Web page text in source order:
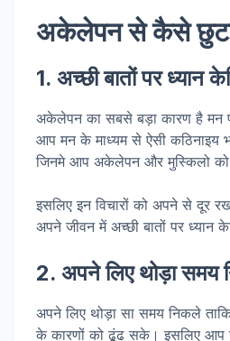
अकेलेपन से कैसे
1. अच्छी बातों पर ध्यान
अकेलेपन का सबसे बड़ा कारण है मन
आप मन के माध्यम से ऐसी कठिनाइय
जिनमे आप अकेलेपन और मुस्किलो
इसलिए इन विचारों को अपने से दूर
अपने जीवन में अच्छी बातों पर ध्यान
2. अपने लिए थोड़ा समय
अपने लिए थोड़ा सा समय निकले
के कारणों को ढूंढ सके। इसलिए आप